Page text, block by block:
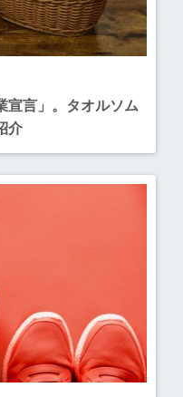
宣言」。タオルソム
介